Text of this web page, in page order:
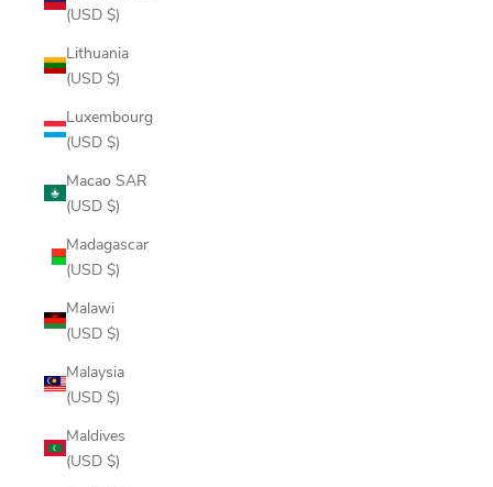
(USD $)
Lithuania
(USD $)
Luxembourg
(USD $)
Macao SAR
(USD $)
Madagascar
(USD $)
Malawi
(USD $)
Malaysia
(USD $)
Maldives
(USD $)